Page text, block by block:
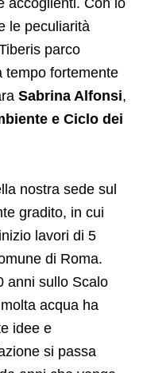
le peculiarità
parco
tempo fortemente
Sabrina Alfonsi,
e Ciclo dei
nostra sede sul
gradito, in cui
lavori di 5
di Roma.
anni sullo Scalo
acqua ha
idee e
si passa